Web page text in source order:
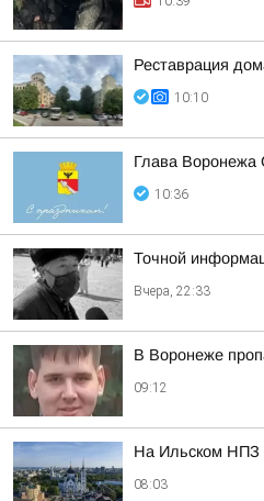
Реставрация
10:10
Глава Воронежа
10:36
Точной
Вчера, 22:33
В Воронеже
09:12
На Ильском НПЗ
08:03